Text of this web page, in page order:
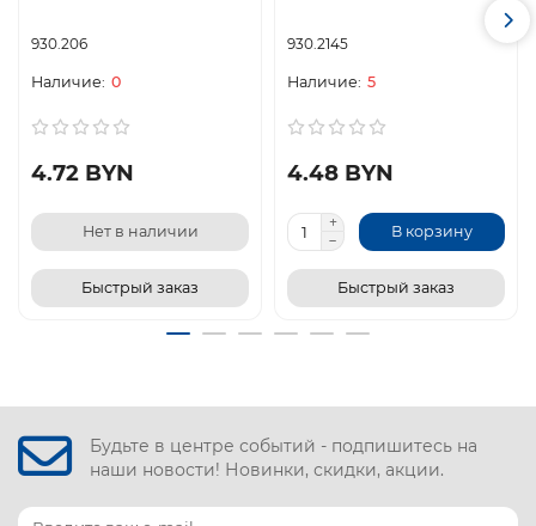
930.206
0
4.72 BYN
Нет в наличии
Быстрый заказ
930.2145
5
4.48 BYN
В корзину
Быстрый заказ
Будьте в центре событий - подпишитесь на
наши новости! Новинки, скидки, акции.